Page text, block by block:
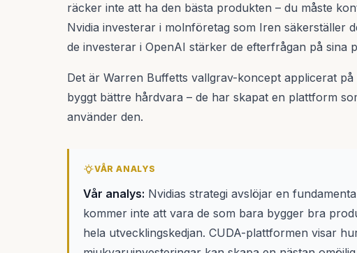
räcker inte att ha den bästa produkten – du måste
Nvidia investerar i molnföretag som Iren säkerställer
de investerar i OpenAI stärker de efterfrågan på sina
Det är Warren Buffetts vallgrav-koncept applicerat
byggt bättre hårdvara – de har skapat en plattform
använder den.
VÅR ANALYS
Vår analys: Nvidias strategi avslöjar en
kommer inte att vara de som bara bygger bra
hela utvecklingskedjan. CUDA-plattformen visar